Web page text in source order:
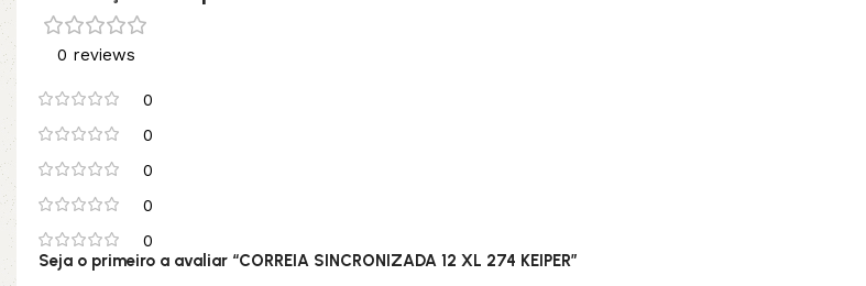
0 reviews
0
0
0
0
0
Seja o primeiro a avaliar “CORREIA SINCRONIZADA 12 XL 274 KEIPER”